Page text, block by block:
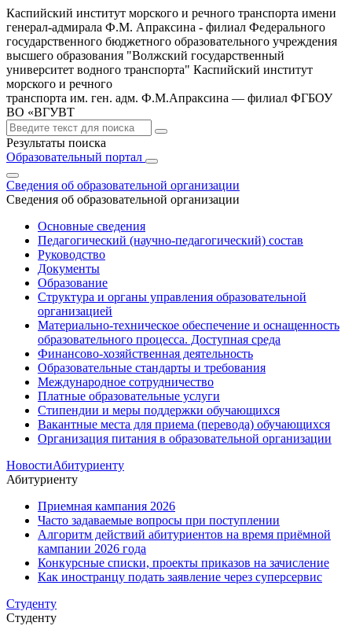
Каспийский институт морского и речного транспорта имени
генерал-адмирала Ф.М. Апраксина - филиал Федерального
государственного бюджетного образовательного учреждения
высшего образования "Волжский государственный
университет водного транспорта" Каспийский институт
морского и речного
транспорта им. ген. адм. Ф.М.Апраксина — филиал ФГБОУ
ВО «ВГУВТ
Результаты поиска
Образовательный портал
Сведения об образовательной организации
Сведения об образовательной организации
Основные сведения
Педагогический (научно-педагогический) состав
Руководство
Документы
Образование
Структура и органы управления образовательной
организацией
Материально-техническое обеспечение и оснащенность
образовательного процесса. Доступная среда
Финансово-хозяйственная деятельность
Образовательные стандарты и требования
Международное сотрудничество
Платные образовательные услуги
Стипендии и меры поддержки обучающихся
Вакантные места для приема (перевода) обучающихся
Организация питания в образовательной организации
НовостиАбитуриенту
Абитуриенту
Приемная кампания 2026
Часто задаваемые вопросы при поступлении
Алгоритм действий абитуриентов на время приёмной
кампании 2026 года
Конкурсные списки, проекты приказов на зачисление
Как иностранцу подать заявление через суперсервис
Студенту
Студенту